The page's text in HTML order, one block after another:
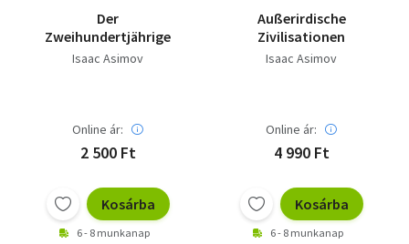
Der
Zweihundertjährige
Isaac Asimov
Online ár:
2 500 Ft
Kosárba
6 - 8 munkanap
Außerirdische
Zivilisationen
Isaac Asimov
Online ár:
4 990 Ft
Kosárba
6 - 8 munkanap